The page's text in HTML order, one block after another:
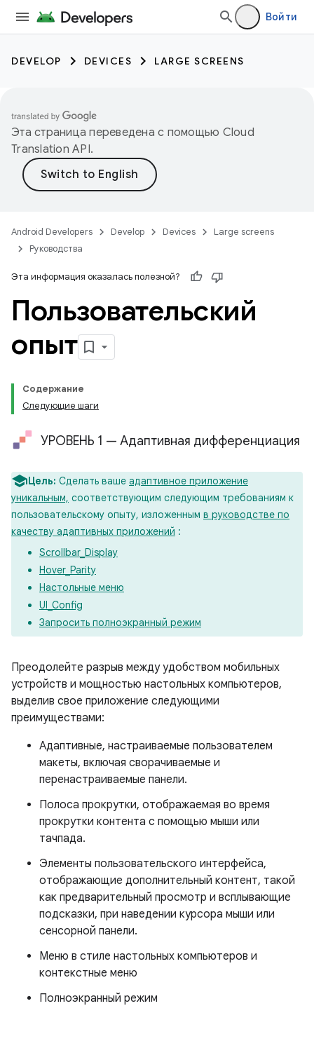
Войти
DEVELOP DEVICES LARGE SCREENS
Эта страница переведена с помощью Cloud
Translation API.
Android Developers Develop Devices
Large screens
Руководства
Эта информация оказалась полезной?
Пользовательский
опыт
Содержание
Следующие шаги
УРОВЕНЬ 1 — Адаптивная дифференциация
Цель: Сделать ваше адаптивное приложение
уникальным, соответствующим следующим требованиям к
пользовательскому опыту, изложенным в руководстве по
качеству адаптивных приложений :
Scrollbar_Display
Hover_Parity
Настольные меню
UI_Config
Запросить полноэкранный режим
Преодолейте разрыв между удобством мобильных
устройств и мощностью настольных компьютеров,
выделив свое приложение следующими
преимуществами:
Адаптивные, настраиваемые пользователем
макеты, включая сворачиваемые и
перенастраиваемые панели.
Полоса прокрутки, отображаемая во время
прокрутки контента с помощью мыши или
тачпада.
Элементы пользовательского интерфейса,
отображающие дополнительный контент, такой
как предварительный просмотр и всплывающие
подсказки, при наведении курсора мыши или
сенсорной панели.
Меню в стиле настольных компьютеров и
контекстные меню
Полноэкранный режим